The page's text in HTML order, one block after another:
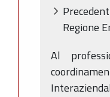
Regione
Al